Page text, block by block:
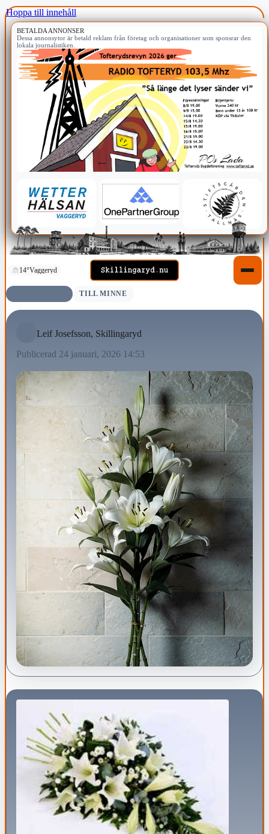
Hoppa till innehåll
BETALDA ANNONSER
Dessa annonsytor är betald reklam från företag och organisationer som sponsrar den
lokala journalistiken.
14°Vaggeryd
TILL MINNE
Leif Josefsson, Skillingaryd
Publicerad 24 januari, 2026 14:53